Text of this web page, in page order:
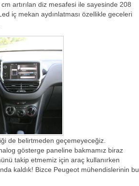
artırılan diz mesafesi ile sayesinde 208
iç mekan aydınlatması özellikle geceleri
de belirtmeden geçemeyeceğiz.
gösterge paneline bakmamız biraz
takip etmemiz için araç kullanırken
kaldık! Bizce Peugeot mühendislerinin bu